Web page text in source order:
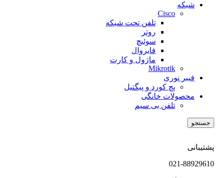
شبکه
Cisco
تلفن تحت شبکه
روتر
سوئیچ
فایروال
ماژول و کارت
Mikrotik
فیبر نوری
پچ کورد و پیگتیل
محصولات خانگی
تلفن بی سیم
جستجو
پشتیبانی
021-88929610